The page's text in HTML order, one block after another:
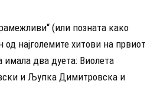
(или позната како
од најголемите хитови на првиот
два дуета: Виолета
и Љупка Димитровска и